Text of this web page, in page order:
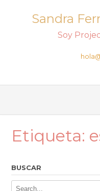
Sandra
Soy
Etiqueta:
BUSCAR